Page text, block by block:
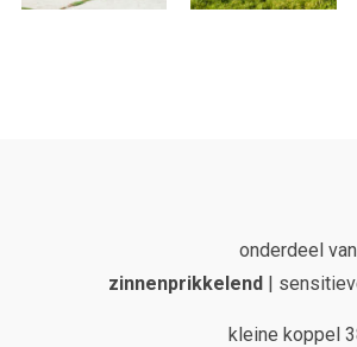
onderdeel van
zinnenprikkelend |
kleine koppel